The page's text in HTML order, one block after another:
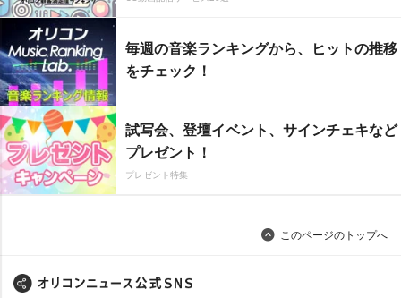
毎週の音楽ランキングから、ヒットの推移
をチェック！
試写会、登壇イベント、サインチェキなど
プレゼント！
プレゼント特集
このページのトップへ